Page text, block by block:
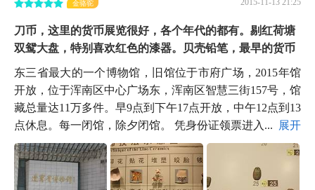
金骆驼
刀币，这里的货币展览很好，各个年代的都有。剔红荷塘
双鸳大盘，特别喜欢红色的漆器。贝壳铅笔，最早的货币
东三省最大的一个博物馆，旧馆位于市府广场，2015年馆
开放，位于浑南区中心广场东，浑南区智慧三街157号，馆
藏总量达11万多件。早9点到下午17点开放，中午12点到13
点休息。每一闭馆，除夕闭馆。 凭身份证领票进入...
展开